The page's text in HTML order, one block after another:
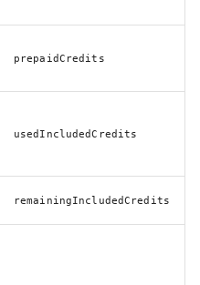
prepaidCredits
usedIncludedCredits
remainingIncludedCredits